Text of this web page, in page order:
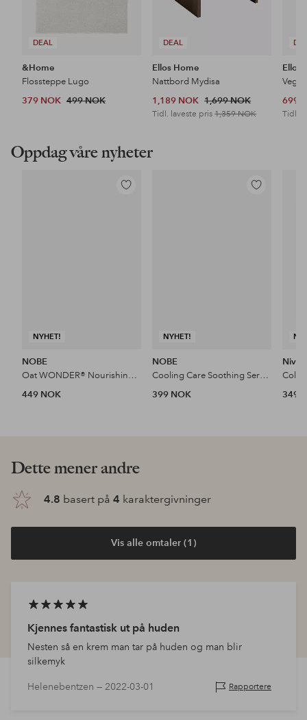
DEAL
&Home
Flossteppe Lugo
379 NOK 499 NOK
DEAL
Ellos Home
Nattbord Mydisa
1,189 NOK 1,699 NOK
Tidl. laveste pris1,359 NOK
Ellos
699
Tidl.
Oppdag våre nyheter
NYHET!
Legg
NOBE
Oat WONDER® Nourishing Face Oil 30 Ml
449 NOK
NYHET!
Legg
NOBE
Cooling Care Soothing Serum 50 Ml
399 NOK
Nivea
349
Dette mener andre
4.8 basert på 4 karaktergivninger
Vis alle omtaler (1)
Kjennes fantastisk ut på huden
Nesten så en krem man tar på huden og man blir
silkemyk
Helenebentzen — 2022-03-01 Rapportere